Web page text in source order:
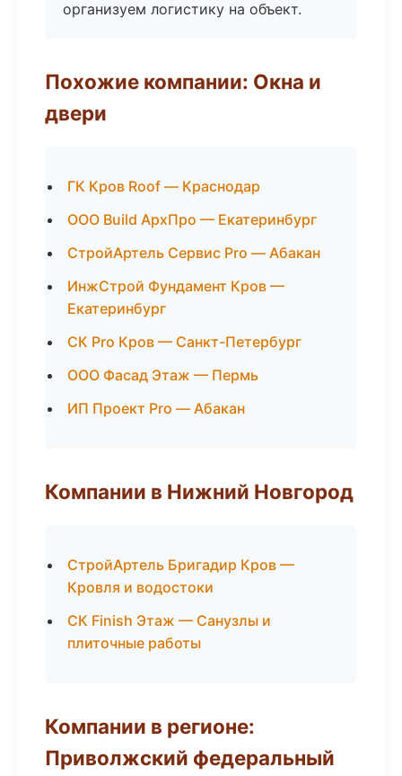
организуем логистику на объект.
Похожие компании: Окна и
двери
ГК Кров Roof — Краснодар
ООО Build АрхПро — Екатеринбург
СтройАртель Сервис Pro — Абакан
ИнжСтрой Фундамент Кров —
Екатеринбург
СК Pro Кров — Санкт-Петербург
ООО Фасад Этаж — Пермь
ИП Проект Pro — Абакан
Компании в Нижний Новгород
СтройАртель Бригадир Кров —
Кровля и водостоки
СК Finish Этаж — Санузлы и
плиточные работы
Компании в регионе:
Приволжский федеральный